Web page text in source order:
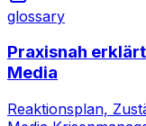
glossary
Praxisnah
Media
Reaktionsplan,